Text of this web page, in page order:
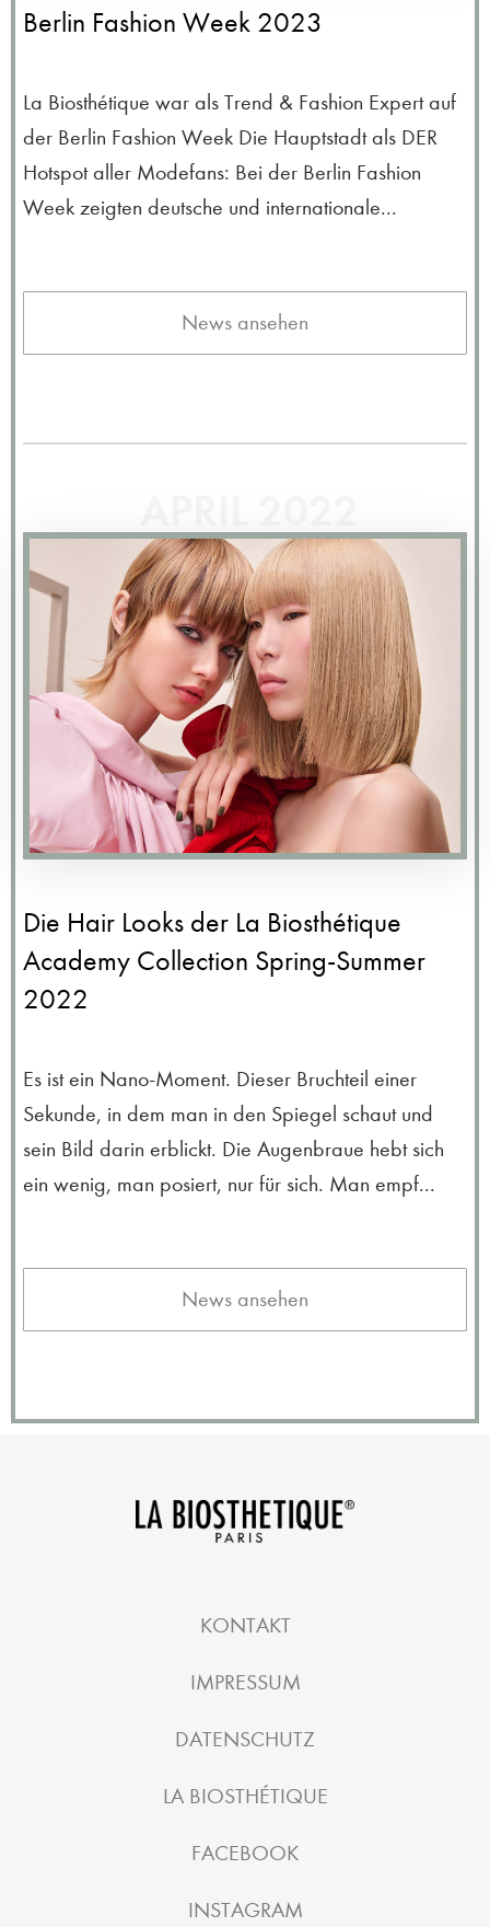
Berlin Fashion Week 2023
La Biosthétique war als Trend & Fashion Expert auf
der Berlin Fashion Week Die Hauptstadt als DER
Hotspot aller Modefans: Bei der Berlin Fashion
Week zeigten deutsche und internationale...
News ansehen
Die Hair Looks der La Biosthétique
Academy Collection Spring-Summer
2022
Es ist ein Nano-Moment. Dieser Bruchteil einer
Sekunde, in dem man in den Spiegel schaut und
sein Bild darin erblickt. Die Augenbraue hebt sich
ein wenig, man posiert, nur für sich. Man empf...
News ansehen
KONTAKT
IMPRESSUM
DATENSCHUTZ
LA BIOSTHÉTIQUE
FACEBOOK
INSTAGRAM